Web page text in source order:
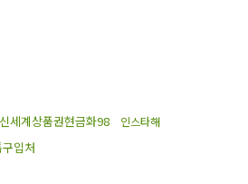
신세계상품권현금화98
인스타해
입처